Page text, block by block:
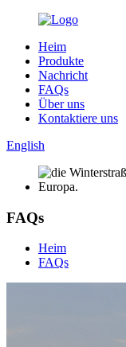
Heim
Produkte
Nachricht
FAQs
Über uns
Kontaktiere uns
English
FAQs
Heim
FAQs